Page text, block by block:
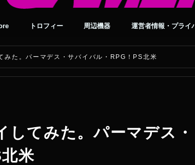
トロフィー 周辺機器 運営者情報・プライ
た。パーマデス・サバイバル・RPG！PS北米
てみた。パーマデス・
米